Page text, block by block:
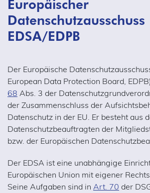
Europäischer
Datenschutzausschuss
EDSA/EDPB
Der Europäische
European Data Protection Board,
68 Abs. 3 der
der Zusammenschluss der
Datenschutz in der EU. Er besteht aus
Datenschutzbeauftragten der
bzw. der Europäischen
Der EDSA ist eine unabhängige
Europäischen Union mit eigener
Seine Aufgaben sind in Art. 70 der